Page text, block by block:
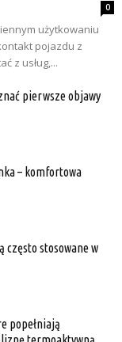
0
użytkowaniu
pojazdu z
z usług,...
pierwsze objawy
– komfortowa
często stosowane w
popełniają